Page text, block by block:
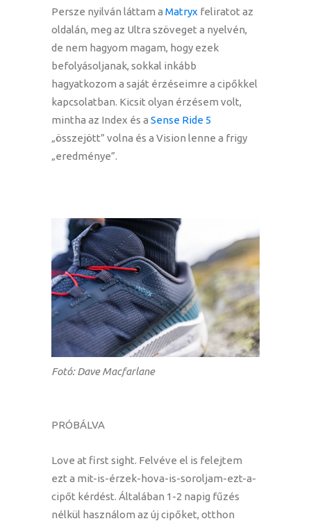
Persze nyilván láttam a Matryx feliratot az
oldalán, meg az Ultra szöveget a nyelvén,
de nem hagyom magam, hogy ezek
befolyásoljanak, sokkal inkább
hagyatkozom a saját érzéseimre a cipőkkel
kapcsolatban. Kicsit olyan érzésem volt,
mintha az Index és a Sense Ride 5
„összejött” volna és a Vision lenne a frigy
„eredménye”.
Fotó: Dave Macfarlane
PRÓBÁLVA
Love at first sight. Felvéve el is felejtem
ezt a mit-is-érzek-hova-is-soroljam-ezt-a-
cipőt kérdést. Általában 1-2 napig fűzés
nélkül használom az új cipőket, otthon